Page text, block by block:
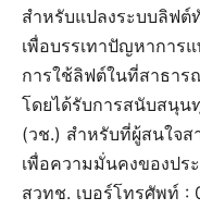
สำหรับแปลงระบบลิฟต์
เพื่อบรรเทาปัญหาการ
การใช้ลิฟต์ในที่สาธา
โดยได้รับการสนับสนุน
(วช.) สำหรับที่ผู้สนใจ
เพื่อความมั่นคงของปร
สวทช. เบอร์โทรศัพท์ :